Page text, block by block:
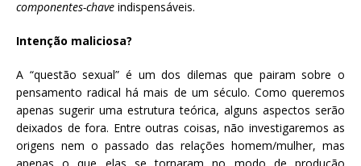
componentes-chave indispensáveis.
Intenção maliciosa?
A “questão sexual” é um dos dilemas que pairam sobre o
pensamento radical há mais de um século. Como queremos
apenas sugerir uma estrutura teórica, alguns aspectos serão
deixados de fora. Entre outras coisas, não investigaremos as
origens nem o passado das relações homem/mulher, mas